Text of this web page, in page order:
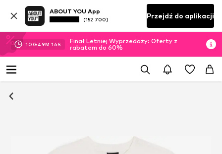
ABOUT YOU App
(152 700) Przejdź do aplikacji
10 G 49M 15S
Finał Letniej Wyprzedaży: Oferty z
rabatem do 60%